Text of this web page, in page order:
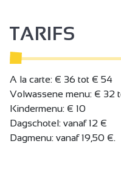
land, de zee en de
zetten.
TARIFS
A la carte: € 36 tot € 54
Volwassene menu: € 32
Kindermenu: € 10
Dagschotel: vanaf 12 €
Dagmenu: vanaf 19,50 €.